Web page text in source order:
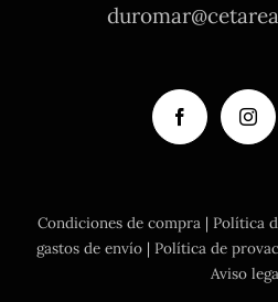
Condiciones de compra | Política
gastos de envío | Política de
Aviso